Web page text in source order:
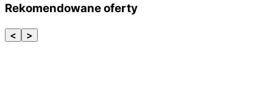
Rekomendowane oferty
< >